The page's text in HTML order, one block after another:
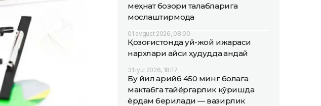
меҳнат бозори талабларига
мослаштирмоқда
01 avgust 2026, 08:00
Қозоғистонда уй-жой ижараси
нархлари қайси ҳудудда қандай
31 iyul 2026, 18:17
Бу йил қарийб 450 минг болага
мактабга тайёргарлик кўришда
ёрдам берилади — вазирлик